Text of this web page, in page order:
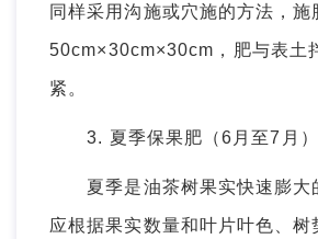
同样采用沟施或穴施的方法，施
50cm×30cm×30cm，肥与表土
紧。
3. 夏季保果肥（6月至7月）
夏季是油茶树果实快速膨大
应根据果实数量和叶片叶色、树